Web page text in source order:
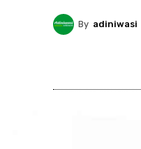
By adiniwasi